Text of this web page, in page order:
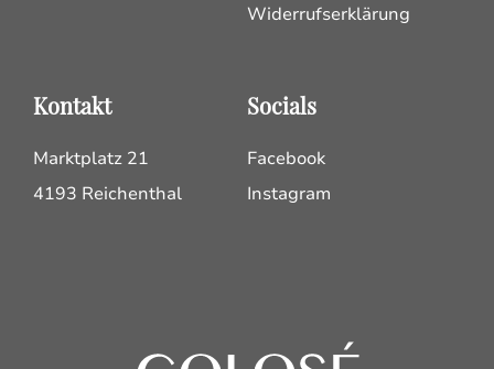
Widerrufserklärung
Kontakt
Marktplatz 21
4193 Reichenthal
Socials
Facebook
Instagram